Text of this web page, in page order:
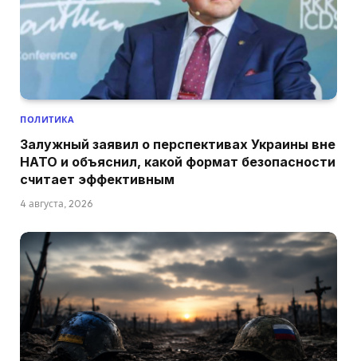
ПОЛИТИКА
Залужный заявил о перспективах Украины вне
НАТО и объяснил, какой формат безопасности
считает эффективным
4 августа, 2026